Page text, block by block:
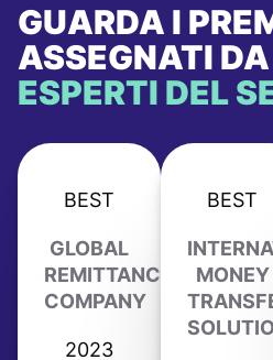
GUARDA I
ASSEGNATI DA
ESPERTI DEL
BEST
GLOBAL
REMITTANCE
COMPANY
2023
BEST
MONEY